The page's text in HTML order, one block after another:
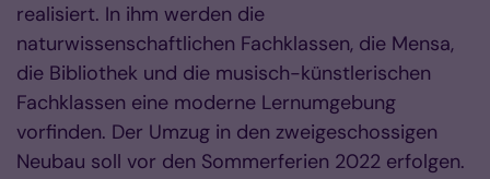
realisiert. In ihm werden die
naturwissenschaftlichen Fachklassen, die Mensa,
die Bibliothek und die musisch-künstlerischen
Fachklassen eine moderne Lernumgebung
vorfinden. Der Umzug in den zweigeschossigen
Neubau soll vor den Sommerferien 2022 erfolgen.